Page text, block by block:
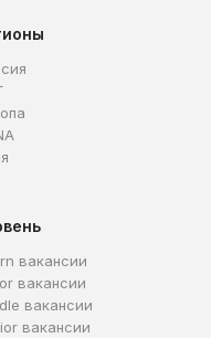
вакансии
вакансии
вакансии
вакансии